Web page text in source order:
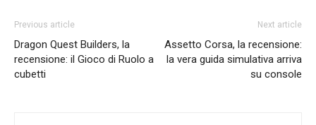
Previous article
Dragon Quest Builders, la
recensione: il Gioco di Ruolo a
cubetti
Next article
Assetto Corsa, la recensione:
la vera guida simulativa arriva
su console